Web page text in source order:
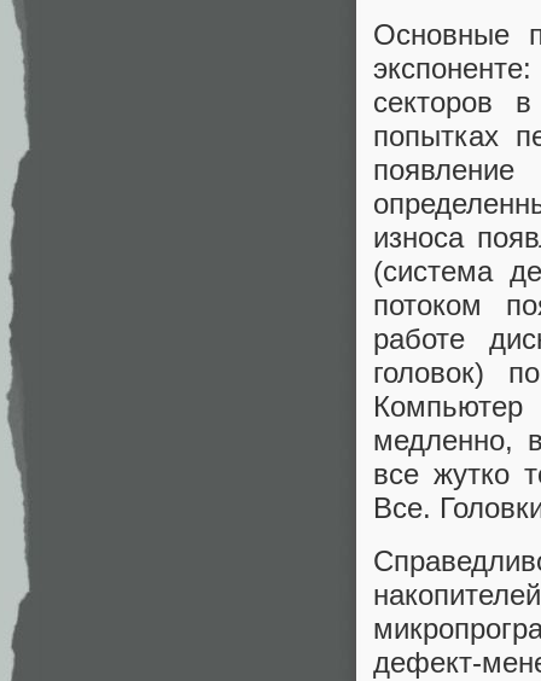
Основные
секторов
попытках
износа
(система
потоком
работе
головок)
Компьютер
медленно,
все жутко
Все.
дефект-